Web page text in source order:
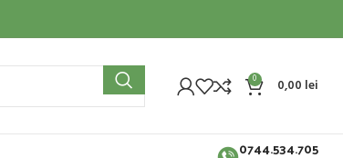
0 0,00 lei
0744.534.705